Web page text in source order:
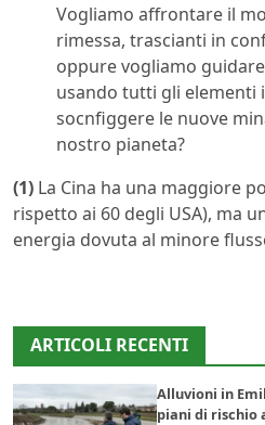
Vogliamo affrontare il
rimessa, trascianti in
oppure vogliamo
usando tutti gli
socnfiggere le nuove
nostro pianeta?
(1) La Cina ha una maggiore
rispetto ai 60 degli USA), ma
energia dovuta al minore
ARTICOLI RECENTI
Alluvioni in
piani di rischio